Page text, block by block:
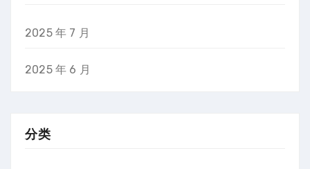
2025 年 7 月
2025 年 6 月
分类